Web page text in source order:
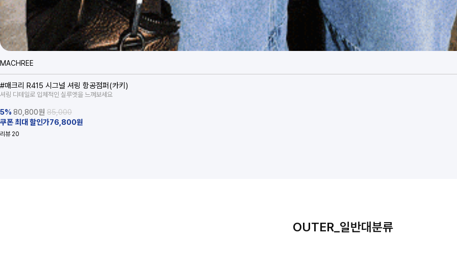
MACHREE
#매크리 R415 시그널 셔링 항공점퍼(카키)
셔링 디테일로 입체적인 실루엣을 느껴보세요
5% 80,800원 85,000
쿠폰 최대 할인가76,800원
리뷰 20
OUTER_일반대분류